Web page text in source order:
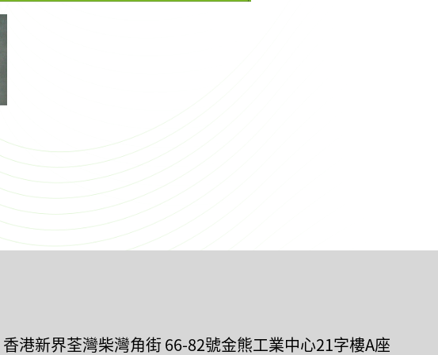
香港新界荃灣柴灣角街 66-82號金熊工業中心21字樓A座